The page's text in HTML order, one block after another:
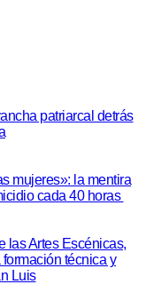
patriarcal detrás
mujeres»: la mentira
cada 40 horas
las Artes Escénicas,
técnica y
Luis